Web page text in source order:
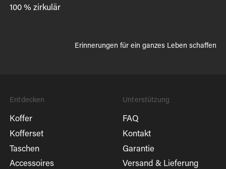
100 % zirkulär
Erinnerungen für ein ganzes Leben schaffen
Entdecken
Koffer
Kofferset
Taschen
Accessoires
Unterstützung
FAQ
Kontakt
Garantie
Versand & Lieferung